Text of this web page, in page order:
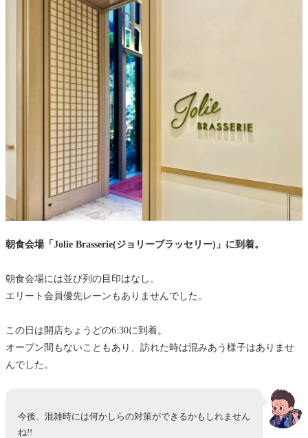
朝食会場「Jolie Brasserie(ジョリーブラッセリー)」に到着。
朝食会場には並び列の目印はなし。
エリート会員優先レーンもありませんでした。
この日は開店ちょうどの6:30に到着。
オープン間もないこともあり、訪れた時は混みあう様子はありませ
んでした。
今後、混雑時には何かしらの対策ができるかもしれません
ね!!